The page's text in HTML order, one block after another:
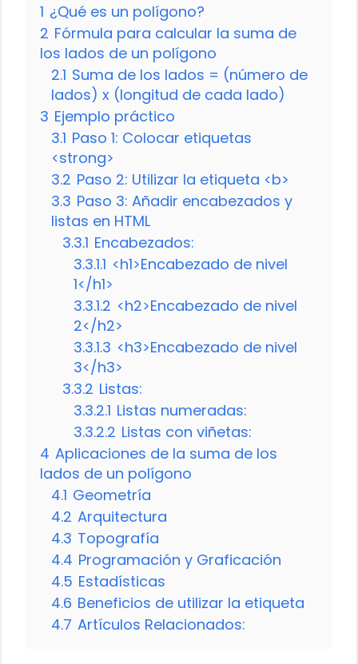
1 ¿Qué es un polígono?
2 Fórmula para calcular la suma de
los lados de un polígono
2.1 Suma de los lados = (número de
lados) x (longitud de cada lado)
3 Ejemplo práctico
3.1 Paso 1: Colocar etiquetas
<strong>
3.2 Paso 2: Utilizar la etiqueta <b>
3.3 Paso 3: Añadir encabezados y
listas en HTML
3.3.1 Encabezados:
3.3.1.1 <h1>Encabezado de nivel
1</h1>
3.3.1.2 <h2>Encabezado de nivel
2</h2>
3.3.1.3 <h3>Encabezado de nivel
3</h3>
3.3.2 Listas:
3.3.2.1 Listas numeradas:
3.3.2.2 Listas con viñetas:
4 Aplicaciones de la suma de los
lados de un polígono
4.1 Geometría
4.2 Arquitectura
4.3 Topografía
4.4 Programación y Graficación
4.5 Estadísticas
4.6 Beneficios de utilizar la etiqueta
4.7 Artículos Relacionados: